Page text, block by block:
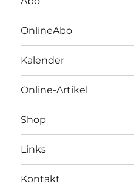
OnlineAbo
Kalender
Online-Artikel
Shop
Links
Kontakt